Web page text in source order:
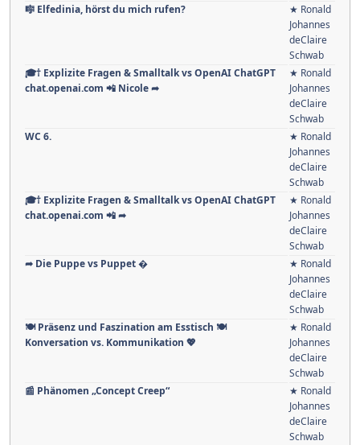
🎼 Elfedinia, hörst du mich rufen?
★ Ronald
Johannes
deClaire
Schwab
🎓† Explizite Fragen & Smalltalk vs OpenAI ChatGPT
chat.openai.com 📲 Nicole ➦
★ Ronald
Johannes
deClaire
Schwab
WC 6.
★ Ronald
Johannes
deClaire
Schwab
🎓† Explizite Fragen & Smalltalk vs OpenAI ChatGPT
chat.openai.com 📲 ➦
★ Ronald
Johannes
deClaire
Schwab
➦ Die Puppe vs Puppet �
★ Ronald
Johannes
deClaire
Schwab
🍽️ Präsenz und Faszination am Esstisch 🍽️
Konversation vs. Kommunikation 💖
★ Ronald
Johannes
deClaire
Schwab
📰 Phänomen „Concept Creep“
★ Ronald
Johannes
deClaire
Schwab